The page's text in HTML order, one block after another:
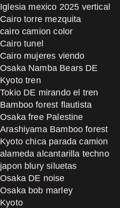
Iglesia mexico 2025 vertical
Cairo torre mezquita
cairo camion color
Cairo tunel
Cairo mujeres viendo
Osaka Namba Bears DE
Kyoto tren
Tokio DE mirando el tren
Bamboo forest flautista
Osaka free Palestine
Arashiyama Bamboo forest
Kyoto chica parada camion
alameda alcantarilla techno
japon blury siluetas
Osaka DE noise
Osaka bob marley
Kyoto